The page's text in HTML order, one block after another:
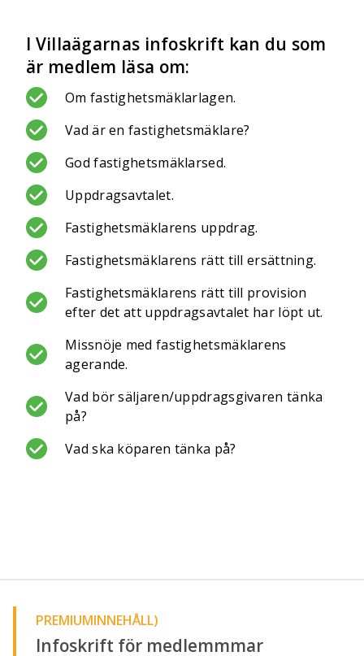
I Villaägarnas infoskrift kan du som
är medlem läsa om:
Om fastighetsmäklarlagen.
Vad är en fastighetsmäklare?
God fastighetsmäklarsed.
Uppdragsavtalet.
Fastighetsmäklarens uppdrag.
Fastighetsmäklarens rätt till ersättning.
Fastighetsmäklarens rätt till provision
efter det att uppdragsavtalet har löpt ut.
Missnöje med fastighetsmäklarens
agerande.
Vad bör säljaren/uppdragsgivaren tänka
på?
Vad ska köparen tänka på?
PREMIUMINNEHÅLL)
Infoskrift för medlemmmar